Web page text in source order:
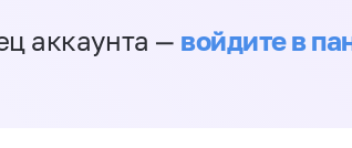
аккаунта — войдите в